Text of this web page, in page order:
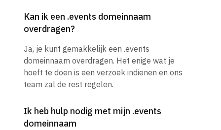
Kan ik een .events domeinnaam
overdragen?
Ja, je kunt gemakkelijk een .events
domeinnaam overdragen. Het enige wat je
hoeft te doen is een verzoek indienen en ons
team zal de rest regelen.
Ik heb hulp nodig met mijn .events
domeinnaam